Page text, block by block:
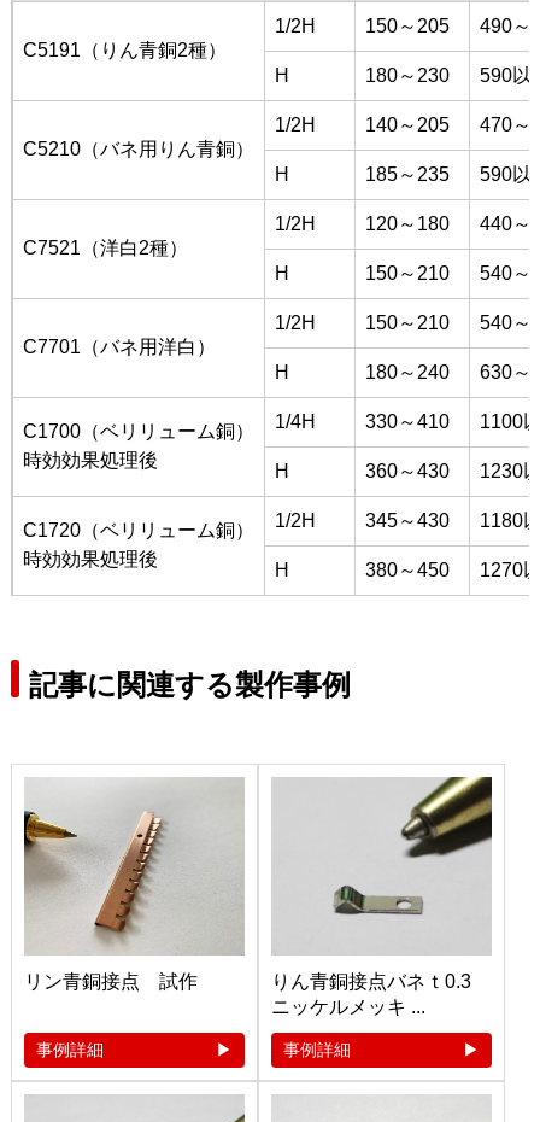
C5191（りん青銅2種）
1/2H 150～205 490～
H 180～230 590以
C5210（バネ用りん青銅）
1/2H 140～205 470～
H 185～235 590以
C7521（洋白2種）
1/2H 120～180 440～
H 150～210 540～
C7701（バネ用洋白）
1/2H 150～210 540～
H 180～240 630～
C1700（ベリリューム銅）
時効効果処理後
1/4H 330～410 1100
H 360～430 1230
C1720（ベリリューム銅）
時効効果処理後
1/2H 345～430 1180
H 380～450 1270
記事に関連する製作事例
リン青銅接点 試作
事例詳細
りん青銅接点バネｔ0.3
ニッケルメッキ ...
事例詳細